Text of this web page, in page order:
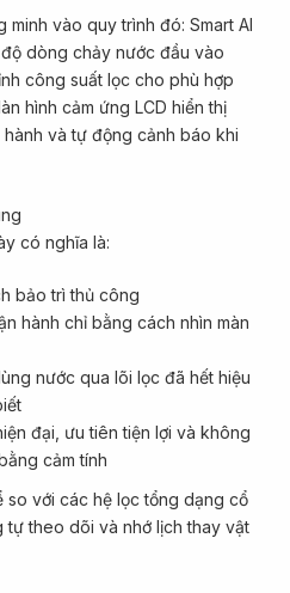
vào quy trình đó: Smart AI
dòng chảy nước đầu vào
công suất lọc cho phù hợp
hình cảm ứng LCD hiển thị
và tự động cảnh báo khi
có nghĩa là:
bảo trì thủ công
hành chỉ bằng cách nhìn màn
nước qua lõi lọc đã hết hiệu
đại, ưu tiên tiện lợi và không
cảm tính
với các hệ lọc tổng dạng cổ
theo dõi và nhớ lịch thay vật